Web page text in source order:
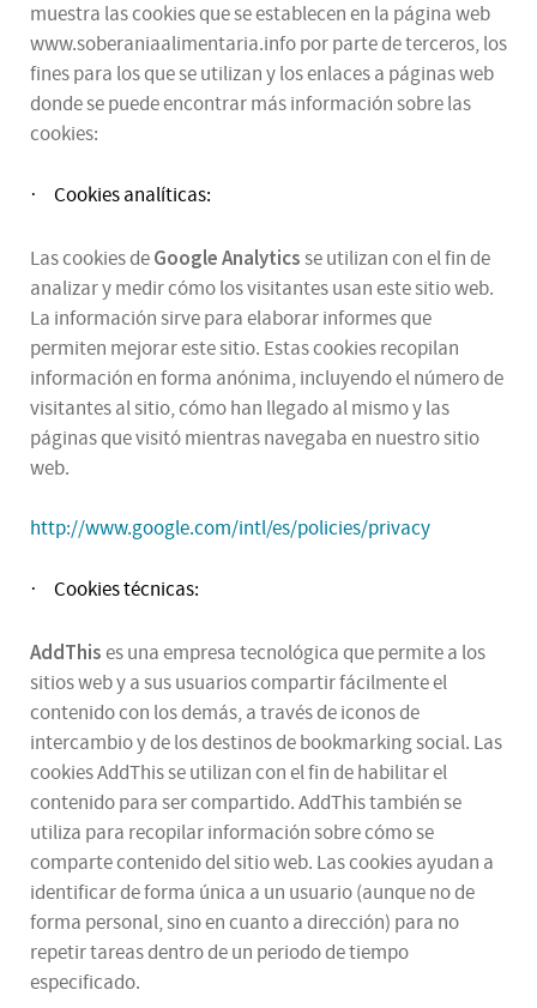
muestra las cookies que se establecen en la página web
www.soberaniaalimentaria.info por parte de terceros, los
fines para los que se utilizan y los enlaces a páginas web
donde se puede encontrar más información sobre las
cookies:
· Cookies analíticas:
Las cookies deGoogle Analyticsse utilizan con el fin de
analizar y medir cómo los visitantes usan este sitio web.
La información sirve para elaborar informes que
permiten mejorar este sitio. Estas cookies recopilan
información en forma anónima, incluyendo el número de
visitantes al sitio, cómo han llegado al mismo y las
páginas que visitó mientras navegaba en nuestro sitio
web.
http://www.google.com/intl/es/policies/privacy
· Cookies técnicas:
AddThises una empresa tecnológica que permite a los
sitios web y a sus usuarios compartir fácilmente el
contenido con los demás, a través de iconos de
intercambio y de los destinos de bookmarking social. Las
cookies AddThis se utilizan con el fin de habilitar el
contenido para ser compartido. AddThis también se
utiliza para recopilar información sobre cómo se
comparte contenido del sitio web. Las cookies ayudan a
identificar de forma única a un usuario (aunque no de
forma personal, sino en cuanto a dirección) para no
repetir tareas dentro de un periodo de tiempo
especificado.